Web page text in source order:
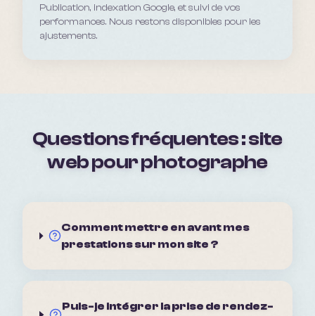
Publication, indexation Google, et suivi de vos
performances. Nous restons disponibles pour les
ajustements.
Questions fréquentes : site
web pourphotographe
Comment mettre en avant mes
prestations sur mon site ?
Puis-je intégrer la prise de rendez-